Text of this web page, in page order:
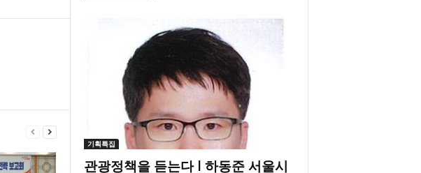
기획특집
관광정책을 듣는다 l 하동준 서울시